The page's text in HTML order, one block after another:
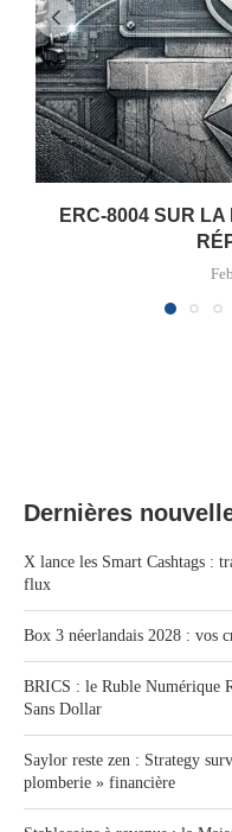
ERC-8004 SUR
Dernières
X lance les Smart Cashtags :
flux
Box 3 néerlandais 2028 : vos
BRICS : le Ruble Numérique
Sans Dollar
Saylor reste zen : Strategy
plomberie » financière